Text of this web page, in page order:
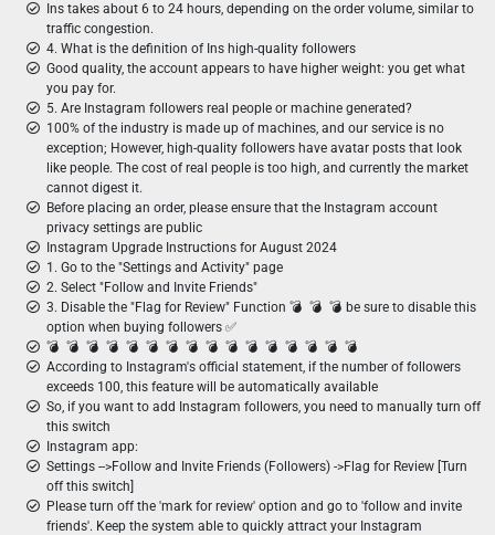
Ins takes about 6 to 24 hours, depending on the order volume, similar to
traffic congestion.
4. What is the definition of Ins high-quality followers
Good quality, the account appears to have higher weight: you get what
you pay for.
5. Are Instagram followers real people or machine generated?
100% of the industry is made up of machines, and our service is no
exception; However, high-quality followers have avatar posts that look
like people. The cost of real people is too high, and currently the market
cannot digest it.
Before placing an order, please ensure that the Instagram account
privacy settings are public
Instagram Upgrade Instructions for August 2024
1. Go to the "Settings and Activity" page
2. Select "Follow and Invite Friends"
3. Disable the "Flag for Review" Function 💣 ︎ 💣 ︎ 💣 be sure to disable this
option when buying followers ✅
💣 ️ 💣 ️ 💣 ️ 💣 ️ 💣 ️ 💣 ️ 💣 ️ 💣 ️ 💣 ️ 💣 ️ 💣 ️ 💣 ️ 💣 ️ 💣 ️ 💣 ️ 💣 ️
According to Instagram's official statement, if the number of followers
exceeds 100, this feature will be automatically available
So, if you want to add Instagram followers, you need to manually turn off
this switch
Instagram app:
Settings -->Follow and Invite Friends (Followers) ->Flag for Review [Turn
off this switch]
Please turn off the 'mark for review' option and go to 'follow and invite
friends'. Keep the system able to quickly attract your Instagram